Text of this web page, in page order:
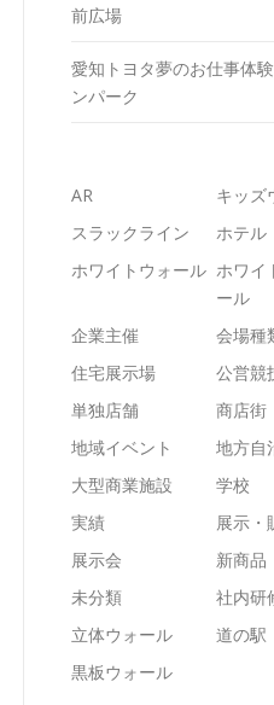
前広場
愛知トヨタ夢のお仕事体
ンパーク
AR
キッズ
スラックライン
ホテル
ホワイトウォール ホワイ
ール
企業主催
会場種
住宅展示場
公営競
単独店舗
商店街
地域イベント
地方自
大型商業施設
学校
実績
展示・
展示会
新商品
未分類
社内研
立体ウォール
道の駅
黒板ウォール